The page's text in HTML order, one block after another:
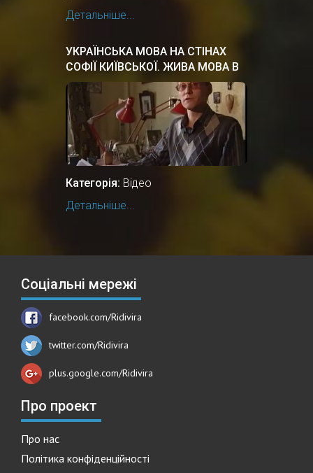
Детальніше...
УКРАЇНСЬКА МОВА НА СТІНАХ
СОФІЇ КИЇВСЬКОЇ. ЖИВА МОВА В
КИЇВСЬКІЙ РУСІ
Категорія: Відео
Детальніше...
Соціальні мережі
facebook.com/Ridivira
twitter.com/Ridivira
plus.google.com/Ridivira
Про проект
Про нас
Політика конфіденційності